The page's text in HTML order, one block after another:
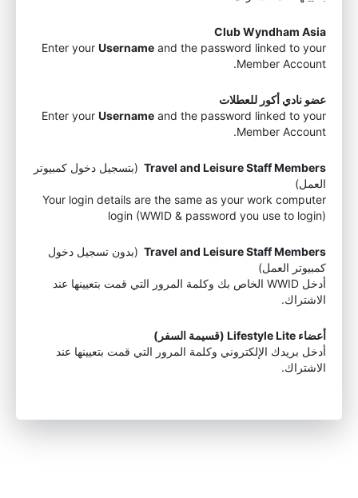
Club Wyndham Asia
Enter your Username and the password linked to your
Member Account.
عضو نادي أكور للعطلات
Enter your Username and the password linked to your
Member Account.
Travel and Leisure Staff Members (بتسجيل دخول كمبيوتر
العمل)
Your login details are the same as your work computer
login (WWID & password you use to login)
Travel and Leisure Staff Members (بدون تسجيل دخول
كمبيوتر العمل)
أدخل WWID الخاص بك وكلمة المرور التي قمت بتعيينها عند
الاشتراك.
أعضاء Lifestyle Lite (قسيمة السفر)
أدخل بريدك الإلكتروني وكلمة المرور التي قمت بتعيينها عند
الاشتراك.